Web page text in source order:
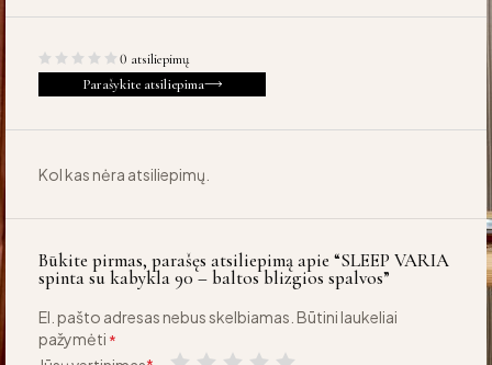
0 atsiliepimų
Parašykite atsiliepima
Kol kas nėra atsiliepimų.
Būkite pirmas, parašęs atsiliepimą apie “SLEEP VARIA
spinta su kabykla 90 – baltos blizgios spalvos”
El. pašto adresas nebus skelbiamas. Būtini laukeliai
pažymėti *